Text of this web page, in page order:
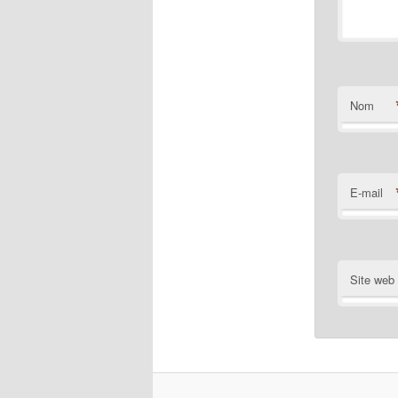
Nom
E-mail
Site web